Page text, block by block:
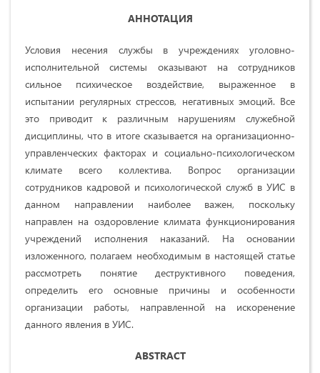
АННОТАЦИЯ
Условия несения службы в учреждениях уголовно-
исполнительной системы оказывают на сотрудников
сильное психическое воздействие, выраженное в
испытании регулярных стрессов, негативных эмоций. Все
это приводит к различным нарушениям служебной
дисциплины, что в итоге сказывается на организационно-
управленческих факторах и социально-психологическом
климате всего коллектива. Вопрос организации
сотрудников кадровой и психологической служб в УИС в
данном направлении наиболее важен, поскольку
направлен на оздоровление климата функционирования
учреждений исполнения наказаний. На основании
изложенного, полагаем необходимым в настоящей статье
рассмотреть понятие деструктивного поведения,
определить его основные причины и особенности
организации работы, направленной на искоренение
данного явления в УИС.
ABSTRACT